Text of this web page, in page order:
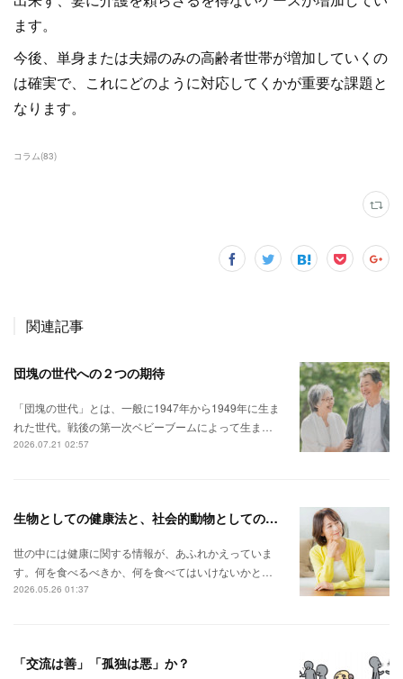
ます。
今後、単身または夫婦のみの高齢者世帯が増加していくの
は確実で、これにどのように対応してくかが重要な課題と
なります。
コラム(83)
関連記事
団塊の世代への２つの期待
「団塊の世代」とは、一般に1947年から1949年に生ま
れた世代。戦後の第一次ベビーブームによって生ま…
2026.07.21 02:57
生物としての健康法と、社会的動物としての健康法。
世の中には健康に関する情報が、あふれかえっていま
す。何を食べるべきか、何を食べてはいけないかと…
2026.05.26 01:37
「交流は善」「孤独は悪」か？